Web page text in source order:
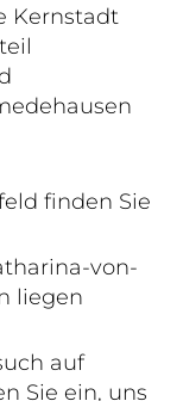
Kernstadt
finden Sie
von-
liegen
auf
Sie ein, uns